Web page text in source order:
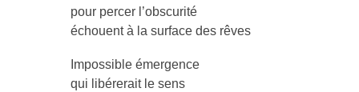
pour percer l’obscurité
échouent à la surface des rêves
Impossible émergence
qui libérerait le sens